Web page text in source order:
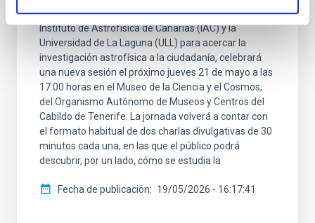
impulsado por el estudiantado predoctoral del
Instituto de Astrofísica de Canarias (IAC) y la
Universidad de La Laguna (ULL) para acercar la
investigación astrofísica a la ciudadanía, celebrará
una nueva sesión el próximo jueves 21 de mayo a las
17:00 horas en el Museo de la Ciencia y el Cosmos,
del Organismo Autónomo de Museos y Centros del
Cabildo de Tenerife. La jornada volverá a contar con
el formato habitual de dos charlas divulgativas de 30
minutos cada una, en las que el público podrá
descubrir, por un lado, cómo se estudia la
Fecha de publicación 19/05/2026 - 16:17:41